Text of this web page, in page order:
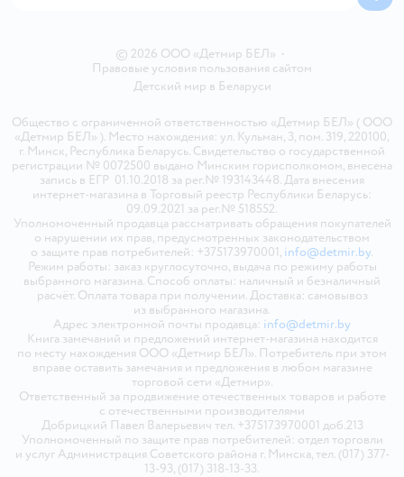
© 2026 ООО «Детмир БЕЛ» •
Правовые условия пользования сайтом
Детский мир в Беларуси
Общество с ограниченной ответственностью «Детмир БЕЛ» ( ООО
«Детмир БЕЛ» ). Место нахождения: ул. Кульман, 3, пом. 319, 220100,
г. Минск, Республика Беларусь. Свидетельство о государственной
регистрации № 0072500 выдано Минским горисполкомом, внесена
запись в ЕГР 01.10.2018 за рег.№ 193143448. Дата внесения
интернет-магазина в Торговый реестр Республики Беларусь:
09.09.2021 за рег.№ 518552.
Уполномоченный продавца рассматривать обращения покупателей
о нарушении их прав, предусмотренных законодательством
о защите прав потребителей: +375173970001, info@detmir.by.
Режим работы: заказ круглосуточно, выдача по режиму работы
выбранного магазина. Способ оплаты: наличный и безналичный
расчёт. Оплата товара при получении. Доставка: самовывоз
из выбранного магазина.
Адрес электронной почты продавца: info@detmir.by
Книга замечаний и предложений интернет-магазина находится
по месту нахождения ООО «Детмир БЕЛ». Потребитель при этом
вправе оставить замечания и предложения в любом магазине
торговой сети «Детмир».
Ответственный за продвижение отечественных товаров и работе
с отечественными производителями
Добрицкий Павел Валерьевич тел. +375173970001 доб.213
Уполномоченный по защите прав потребителей: отдел торговли
и услуг Администрация Советского района г. Минска, тел. (017) 377-
13-93, (017) 318-13-33.